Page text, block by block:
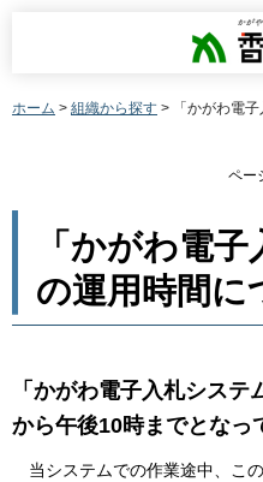
ホーム > 組織から探す > 「かがわ電
ペー
「かがわ電
の運用時間に
「かがわ電子入札シス
から午後10時までとなっ
当システムでの作業途中、こ